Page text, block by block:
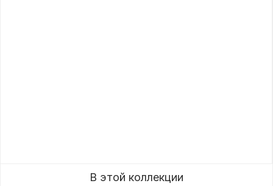
В этой коллекции